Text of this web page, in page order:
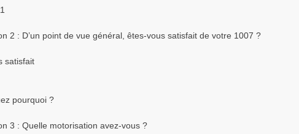
2 : D’un point de vue général, êtes-vous satisfait de votre 1007 ?
satisfait
pourquoi ?
3 : Quelle motorisation avez-vous ?